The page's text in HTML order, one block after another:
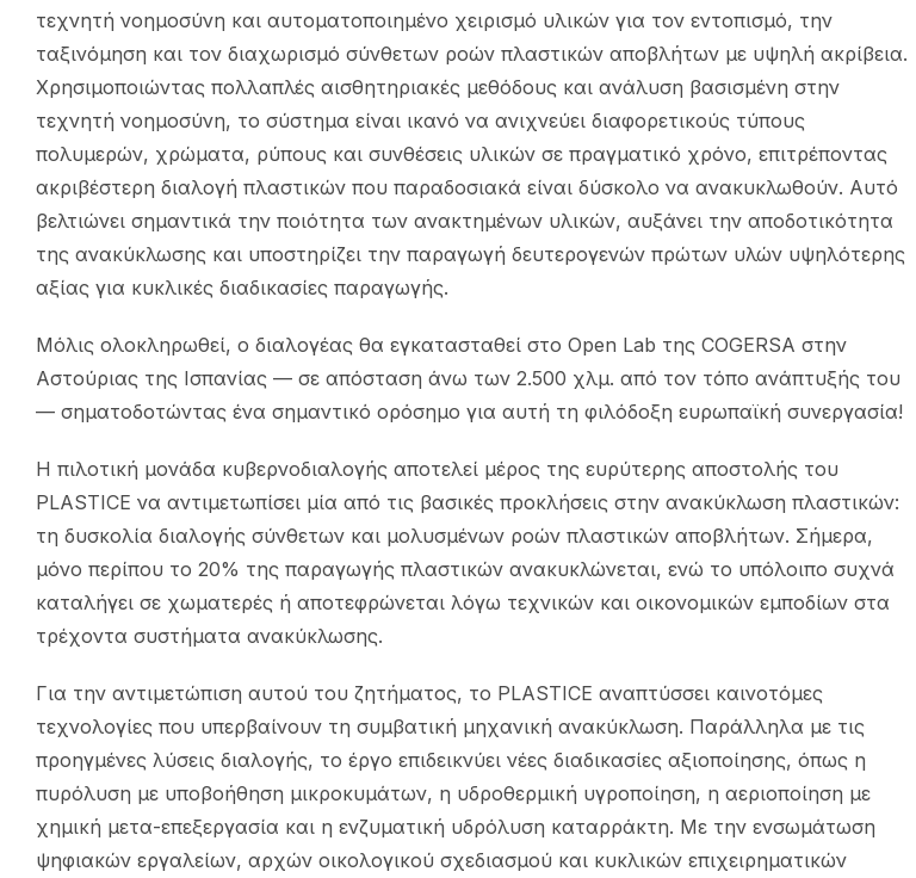
τεχνητή νοημοσύνη και αυτοματοποιημένο χειρισμό υλικών για τον εντοπισμό, την
ταξινόμηση και τον διαχωρισμό σύνθετων ροών πλαστικών αποβλήτων με υψηλή ακρίβεια.
Χρησιμοποιώντας πολλαπλές αισθητηριακές μεθόδους και ανάλυση βασισμένη στην
τεχνητή νοημοσύνη, το σύστημα είναι ικανό να ανιχνεύει διαφορετικούς τύπους
πολυμερών, χρώματα, ρύπους και συνθέσεις υλικών σε πραγματικό χρόνο, επιτρέποντας
ακριβέστερη διαλογή πλαστικών που παραδοσιακά είναι δύσκολο να ανακυκλωθούν. Αυτό
βελτιώνει σημαντικά την ποιότητα των ανακτημένων υλικών, αυξάνει την αποδοτικότητα
της ανακύκλωσης και υποστηρίζει την παραγωγή δευτερογενών πρώτων υλών υψηλότερης
αξίας για κυκλικές διαδικασίες παραγωγής.
Μόλις ολοκληρωθεί, ο διαλογέας θα εγκατασταθεί στο Open Lab της COGERSA στην
Αστούριας της Ισπανίας — σε απόσταση άνω των 2.500 χλμ. από τον τόπο ανάπτυξής του
— σηματοδοτώντας ένα σημαντικό ορόσημο για αυτή τη φιλόδοξη ευρωπαϊκή συνεργασία!
Η πιλοτική μονάδα κυβερνοδιαλογής αποτελεί μέρος της ευρύτερης αποστολής του
PLASTICE να αντιμετωπίσει μία από τις βασικές προκλήσεις στην ανακύκλωση πλαστικών:
τη δυσκολία διαλογής σύνθετων και μολυσμένων ροών πλαστικών αποβλήτων. Σήμερα,
μόνο περίπου το 20% της παραγωγής πλαστικών ανακυκλώνεται, ενώ το υπόλοιπο συχνά
καταλήγει σε χωματερές ή αποτεφρώνεται λόγω τεχνικών και οικονομικών εμποδίων στα
τρέχοντα συστήματα ανακύκλωσης.
Για την αντιμετώπιση αυτού του ζητήματος, το PLASTICE αναπτύσσει καινοτόμες
τεχνολογίες που υπερβαίνουν τη συμβατική μηχανική ανακύκλωση. Παράλληλα με τις
προηγμένες λύσεις διαλογής, το έργο επιδεικνύει νέες διαδικασίες αξιοποίησης, όπως η
πυρόλυση με υποβοήθηση μικροκυμάτων, η υδροθερμική υγροποίηση, η αεριοποίηση με
χημική μετα-επεξεργασία και η ενζυματική υδρόλυση καταρράκτη. Με την ενσωμάτωση
ψηφιακών εργαλείων, αρχών οικολογικού σχεδιασμού και κυκλικών επιχειρηματικών